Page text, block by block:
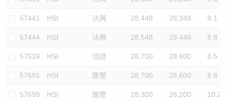
57441 HSI 法興 28,448 28,348 9.1
57444 HSI 法興 28,548 28,448 8.8
57539 HSI 信證 28,700 28,600 8.5
57691 HSI 匯豐 28,700 28,600 8.8
57699 HSI 匯豐 28,300 28,200 10.2